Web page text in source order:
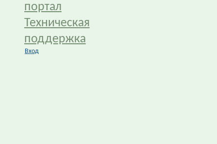
портал
Техническая
поддержка
Вход